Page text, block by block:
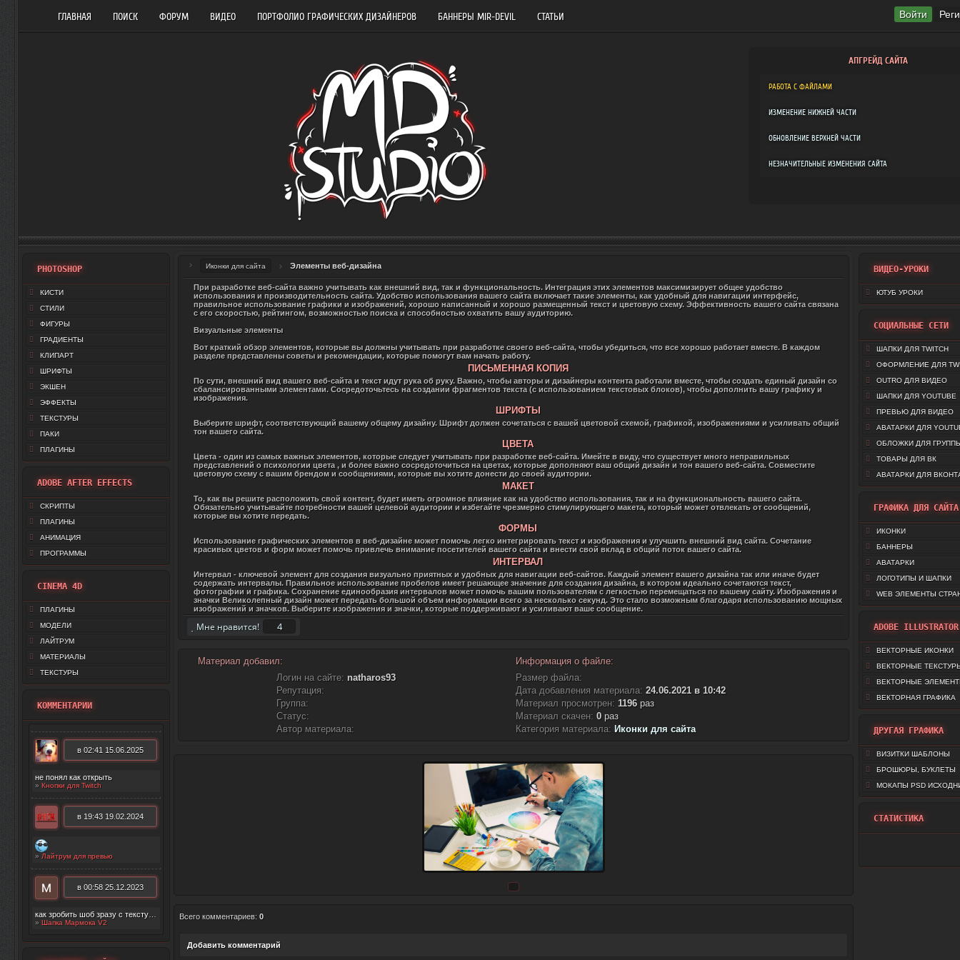
Войти
ГЛАВНАЯ ПОИСК ФОРУМ ВИДЕО ПОРТФОЛИО ГРАФИЧЕСКИХ ДИЗАЙНЕРОВ БАННЕРЫ MIR-DEVIL СТАТЬИ
АПГРЕЙД САЙТА
РАБОТА С ФАЙЛАМИ
ИЗМЕНЕНИЕ НИЖНЕЙ ЧАСТИ
ОБНОВЛЕНИЕ ВЕРХНЕЙ ЧАСТИ
НЕЗНАЧИТЕЛЬНЫЕ ИЗМЕНЕНИЯ САЙТА
ВИДЕО-УРОКИ
ЮТУБ УРОКИ
СОЦИАЛЬНЫЕ СЕТИ
ШАПКИ ДЛЯ TWITCH
ОФОРМЛЕНИЕ ДЛЯ
OUTRO ДЛЯ ВИДЕО
ШАПКИ ДЛЯ YOUTUBE
ПРЕВЬЮ ДЛЯ ВИДЕО
АВАТАРКИ ДЛЯ
ОБЛОЖКИ ДЛЯ
ТОВАРЫ ДЛЯ ВК
АВАТАРКИ ДЛЯ
ГРАФИКА ДЛЯ САЙТА
ИКОНКИ
БАННЕРЫ
АВАТАРКИ
ЛОГОТИПЫ И ШАПКИ
WEB ЭЛЕМЕНТЫ
ADOBE ILLUSTRATOR
ВЕКТОРНЫЕ ИКОНКИ
ВЕКТОРНЫЕ
ВЕКТОРНЫЕ
ВЕКТОРНАЯ ГРАФИКА
ДРУГАЯ ГРАФИКА
ВИЗИТКИ ШАБЛОНЫ
БРОШЮРЫ, БУКЛЕТЫ
МОКАПЫ PSD
СТАТИСТИКА
PHOTOSHOP
КИСТИ
СТИЛИ
ФИГУРЫ
ГРАДИЕНТЫ
КЛИПАРТ
ШРИФТЫ
ЭКШЕН
ЭФФЕКТЫ
ТЕКСТУРЫ
ПАКИ
ПЛАГИНЫ
ADOBE AFTER EFFECTS
СКРИПТЫ
ПЛАГИНЫ
АНИМАЦИЯ
ПРОГРАММЫ
CINEMA 4D
ПЛАГИНЫ
МОДЕЛИ
ЛАЙТРУМ
МАТЕРИАЛЫ
ТЕКСТУРЫ
КОММЕНТАРИИ
в 02:41 15.06.2025
не понял как открыть
» Кнопки для Twitch
в 19:43 19.02.2024
» Лайтрум для превью
в 00:58 25.12.2023
» Шапка Мармока V2
Иконки для сайта Элементы веб-дизайна
При разработке веб-сайта важно учитывать как внешний вид, так и функциональность. Интеграция этих элементов максимизирует общее удобство
использования и производительность сайта. Удобство использования вашего сайта включает такие элементы, как удобный для навигации интерфейс,
правильное использование графики и изображений, хорошо написанный и хорошо размещенный текст и цветовую схему. Эффективность вашего сайта связана
с его скоростью, рейтингом, возможностью поиска и способностью охватить вашу аудиторию.
Визуальные элементы
Вот краткий обзор элементов, которые вы должны учитывать при разработке своего веб-сайта, чтобы убедиться, что все хорошо работает вместе. В каждом
разделе представлены советы и рекомендации, которые помогут вам начать работу.
ПИСЬМЕННАЯ КОПИЯ
По сути, внешний вид вашего веб-сайта и текст идут рука об руку. Важно, чтобы авторы и дизайнеры контента работали вместе, чтобы создать единый дизайн со
сбалансированными элементами. Сосредоточьтесь на создании фрагментов текста (с использованием текстовых блоков), чтобы дополнить вашу графику и
изображения.
ШРИФТЫ
Выберите шрифт, соответствующий вашему общему дизайну. Шрифт должен сочетаться с вашей цветовой схемой, графикой, изображениями и усиливать общий
тон вашего сайта.
ЦВЕТА
Цвета - один из самых важных элементов, которые следует учитывать при разработке веб-сайта. Имейте в виду, что существует много неправильных
представлений о психологии цвета , и более важно сосредоточиться на цветах, которые дополняют ваш общий дизайн и тон вашего веб-сайта. Совместите
цветовую схему с вашим брендом и сообщениями, которые вы хотите донести до своей аудитории.
МАКЕТ
То, как вы решите расположить свой контент, будет иметь огромное влияние как на удобство использования, так и на функциональность вашего сайта.
Обязательно учитывайте потребности вашей целевой аудитории и избегайте чрезмерно стимулирующего макета, который может отвлекать от сообщений,
которые вы хотите передать.
ФОРМЫ
Использование графических элементов в веб-дизайне может помочь легко интегрировать текст и изображения и улучшить внешний вид сайта. Сочетание
красивых цветов и форм может помочь привлечь внимание посетителей вашего сайта и внести свой вклад в общий поток вашего сайта.
ИНТЕРВАЛ
Интервал - ключевой элемент для создания визуально приятных и удобных для навигации веб-сайтов. Каждый элемент вашего дизайна так или иначе будет
содержать интервалы. Правильное использование пробелов имеет решающее значение для создания дизайна, в котором идеально сочетаются текст,
фотографии и графика. Сохранение единообразия интервалов может помочь вашим пользователям с легкостью перемещаться по вашему сайту. Изображения и
значки Великолепный дизайн может передать большой объем информации всего за несколько секунд. Это стало возможным благодаря использованию мощных
изображений и значков. Выберите изображения и значки, которые поддерживают и усиливают ваше сообщение.
Мне нравится! 4
Материал добавил:
Логин на сайте: natharos93
Репутация:
Группа:
Статус:
Автор материала:
Информация о файле:
Размер файла:
Дата добавления материала: 24.06.2021 в 10:42
Материал просмотрен: 1196 раз
Материал скачен: 0 раз
Категория материала: Иконки для сайта
Всего комментариев: 0
Добавить комментарий